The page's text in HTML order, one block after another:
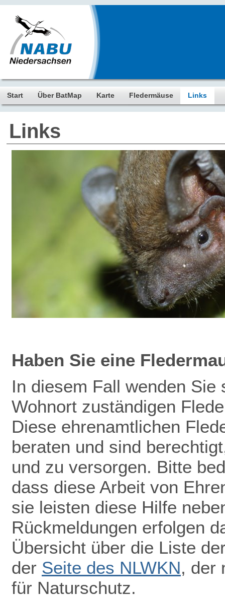
Start Über BatMap Karte Fledermäuse Links
Links
Haben Sie eine
In diesem Fall wenden
Wohnort zuständigen
Diese ehrenamtlichen
beraten und sind
und zu versorgen. Bitte
dass diese Arbeit von
sie leisten diese Hilfe
Rückmeldungen erfolgen
Übersicht über die Liste
der Seite des NLWKN, der
für Naturschutz.